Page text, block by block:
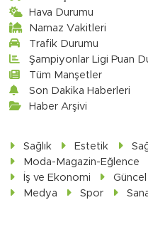
Hava Durumu
Namaz Vakitleri
Trafik Durumu
Şampiyonlar Ligi Puan
Tüm Manşetler
Son Dakika Haberleri
Haber Arşivi
Sağlık Estetik
Moda-Magazin-Eğlence
İş ve Ekonomi
Güncel
Medya
Spor